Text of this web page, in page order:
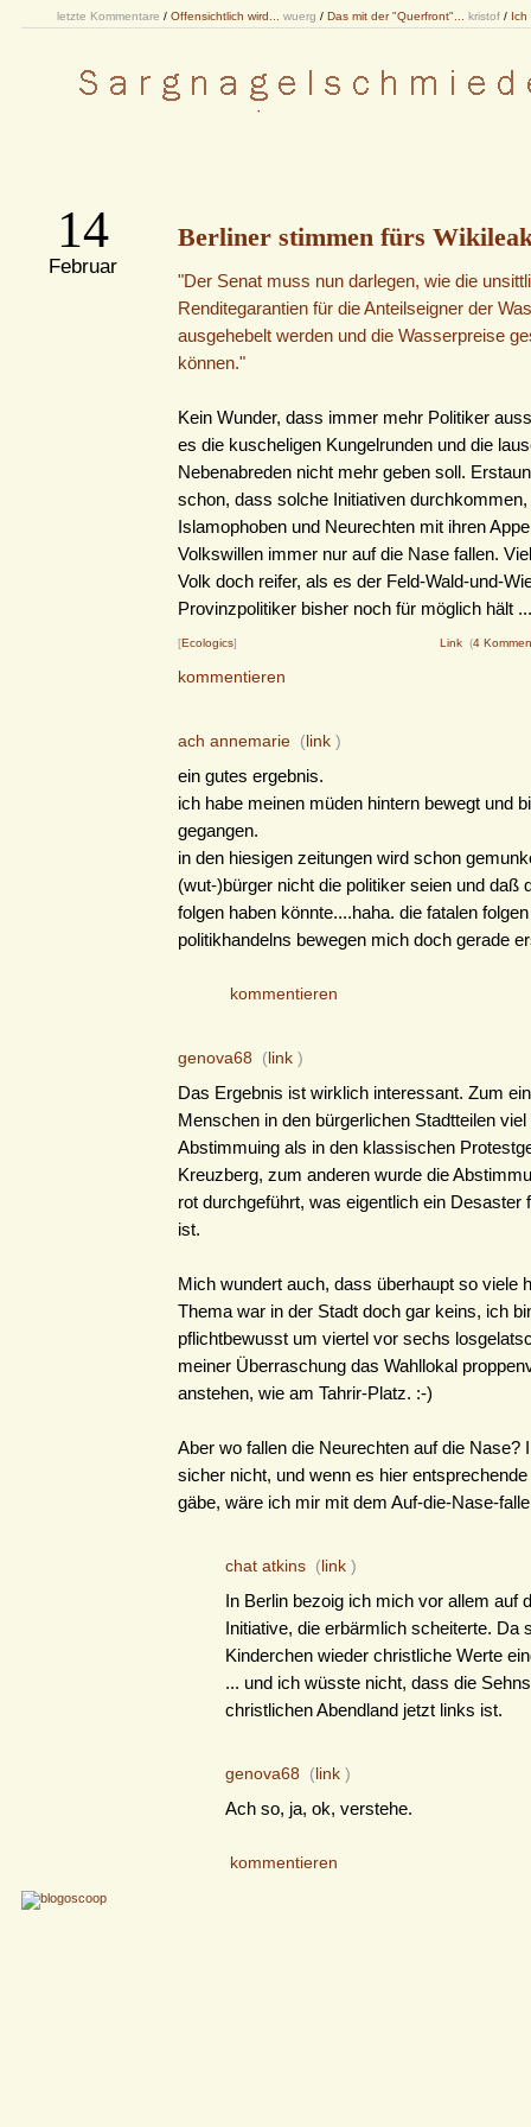
letzte Kommentare / Offensichtlich wird... wuerg / Das mit der "Querfront"... kristof / Ich
14
Februar
Berliner stimmen fürs
"Der Senat muss nun darlegen, wie die
Renditegarantien für die Anteilseigner der
ausgehebelt werden und die Wasserpreise
können."
Kein Wunder, dass immer mehr Politiker
es die kuscheligen Kungelrunden und die
Nebenabreden nicht mehr geben soll.
schon, dass solche Initiativen
Islamophoben und Neurechten mit ihren
Volkswillen immer nur auf die Nase fallen.
Volk doch reifer, als es der Feld-Wald-und-
Provinzpolitiker bisher noch für möglich hält ...
[Ecologics] Link (4
kommentieren
ach annemarie (link )
ein gutes ergebnis.
ich habe meinen müden hintern bewegt und
gegangen.
in den hiesigen zeitungen wird schon
(wut-)bürger nicht die politiker seien und daß
folgen haben könnte....haha. die fatalen
politikhandelns bewegen mich doch gerade
kommentieren
genova68 (link )
Das Ergebnis ist wirklich interessant. Zum
Menschen in den bürgerlichen Stadtteilen
Abstimmuing als in den klassischen
Kreuzberg, zum anderen wurde die
rot durchgeführt, was eigentlich ein Desaster
ist.
Mich wundert auch, dass überhaupt so viele
Thema war in der Stadt doch gar keins, ich
pflichtbewusst um viertel vor sechs
meiner Überraschung das Wahllokal
anstehen, wie am Tahrir-Platz. :-)
Aber wo fallen die Neurechten auf die Nase?
sicher nicht, und wenn es hier
gäbe, wäre ich mir mit dem Auf-die-Nase-
chat atkins (link )
In Berlin bezoig ich mich vor allem auf
Initiative, die erbärmlich scheiterte. Da
Kinderchen wieder christliche Werte
... und ich wüsste nicht, dass die
christlichen Abendland jetzt links ist.
genova68 (link )
Ach so, ja, ok, verstehe.
kommentieren